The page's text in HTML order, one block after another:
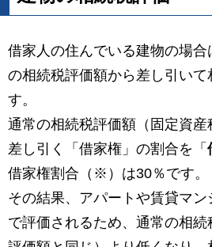
借家人の住んでいる建物の場
の相続税評価額から差し引いて
す。
通常の相続税評価額（固定資
差し引く「借家権」の割合を「
借家権割合（※）は30％です。
その結果、アパートや賃貸マ
で評価されるため、通常の相